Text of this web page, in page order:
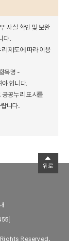
사실 확인 및 보완
다.
제도에 따라 이용
목명 -
합니다.
공공누리 표시를
니다.
Reserved.
위로